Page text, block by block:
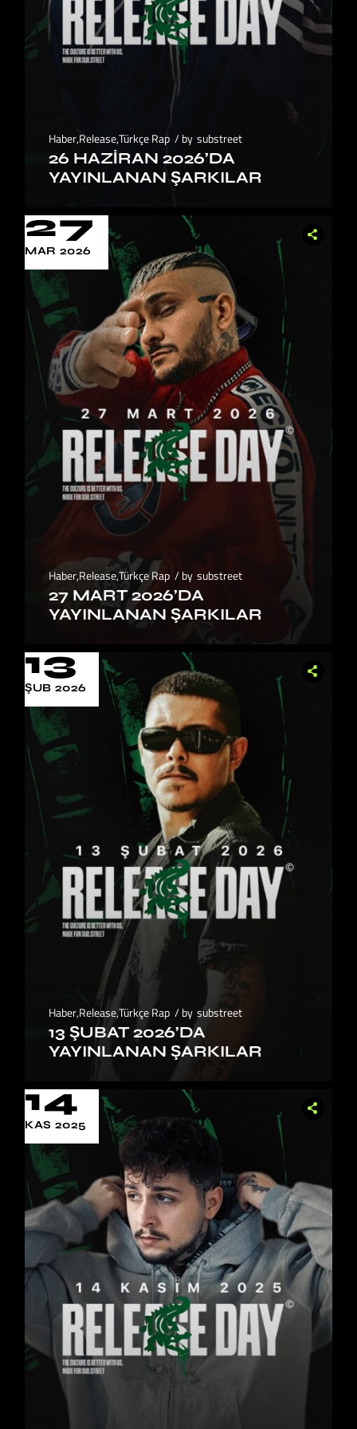
Haber,Release,Türkçe Rap by substreet
26 HAZIRAN 2026’DA
YAYINLANAN ŞARKILAR
27
MAR 2026
Haber,Release,Türkçe Rap by substreet
27 MART 2026’DA
YAYINLANAN ŞARKILAR
13
ŞUB 2026
Haber,Release,Türkçe Rap by substreet
13 ŞUBAT 2026’DA
YAYINLANAN ŞARKILAR
14
KAS 2025